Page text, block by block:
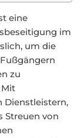
eine
im
um die
zu
Dienstleistern,
Streuen von